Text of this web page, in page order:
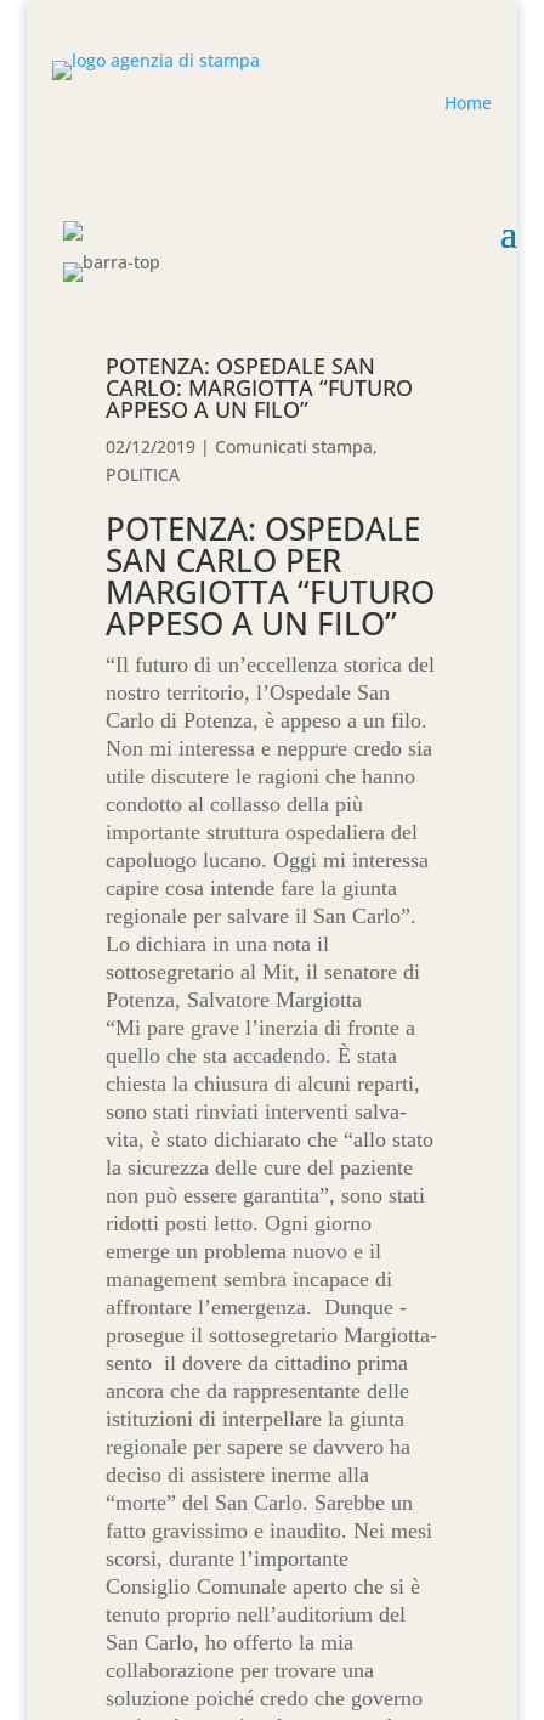
Home
POTENZA: OSPEDALE SAN
CARLO: MARGIOTTA “FUTURO
APPESO A UN FILO”
02/12/2019 | Comunicati stampa,
POLITICA
POTENZA: OSPEDALE
SAN CARLO PER
MARGIOTTA “FUTURO
APPESO A UN FILO”
“Il futuro di un’eccellenza storica del
nostro territorio, l’Ospedale San
Carlo di Potenza, è appeso a un filo.
Non mi interessa e neppure credo sia
utile discutere le ragioni che hanno
condotto al collasso della più
importante struttura ospedaliera del
capoluogo lucano. Oggi mi interessa
capire cosa intende fare la giunta
regionale per salvare il San Carlo”.
Lo dichiara in una nota il
sottosegretario al Mit, il senatore di
Potenza, Salvatore Margiotta
“Mi pare grave l’inerzia di fronte a
quello che sta accadendo. È stata
chiesta la chiusura di alcuni reparti,
sono stati rinviati interventi salva-
vita, è stato dichiarato che “allo stato
la sicurezza delle cure del paziente
non può essere garantita”, sono stati
ridotti posti letto. Ogni giorno
emerge un problema nuovo e il
management sembra incapace di
affrontare l’emergenza. Dunque -
prosegue il sottosegretario Margiotta-
sento il dovere da cittadino prima
ancora che da rappresentante delle
istituzioni di interpellare la giunta
regionale per sapere se davvero ha
deciso di assistere inerme alla
“morte” del San Carlo. Sarebbe un
fatto gravissimo e inaudito. Nei mesi
scorsi, durante l’importante
Consiglio Comunale aperto che si è
tenuto proprio nell’auditorium del
San Carlo, ho offerto la mia
collaborazione per trovare una
soluzione poiché credo che governo